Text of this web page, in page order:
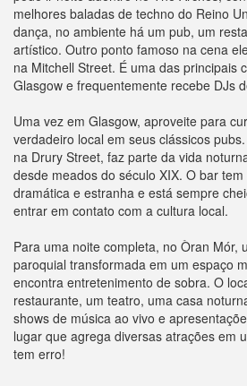
melhores baladas de techno do Reino
dança, no ambiente há um pub, um
artístico. Outro ponto famoso na cena
na Mitchell Street. É uma das principais
Glasgow e frequentemente recebe DJs
Uma vez em Glasgow, aproveite para
verdadeiro local em seus clássicos
na Drury Street, faz parte da vida
desde meados do século XIX. O bar
dramática e estranha e está sempre
entrar em contato com a cultura local.
Para uma noite completa, no Òran Mór,
paroquial transformada em um espaço
encontra entretenimento de sobra. O
restaurante, um teatro, uma casa
shows de música ao vivo e
lugar que agrega diversas atrações em
tem erro!